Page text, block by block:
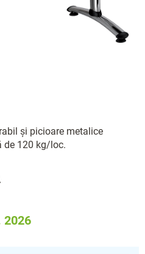
și picioare metalice
de 120 kg/loc.
2026